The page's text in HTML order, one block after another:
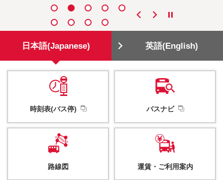
日本語(Japanese) 英語(English)
時刻表(バス停) バスナビ
路線図 運賃・ ご利用案内